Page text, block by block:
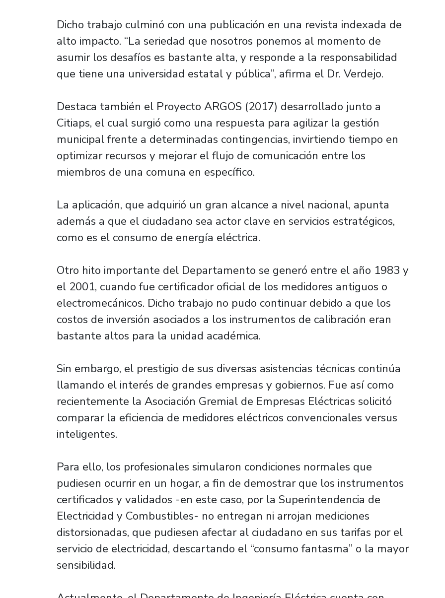
Dicho trabajo culminó con una publicación en una revista indexada de
alto impacto. “La seriedad que nosotros ponemos al momento de
asumir los desafíos es bastante alta, y responde a la responsabilidad
que tiene una universidad estatal y pública”, afirma el Dr. Verdejo.
Destaca también el Proyecto ARGOS (2017) desarrollado junto a
Citiaps, el cual surgió como una respuesta para agilizar la gestión
municipal frente a determinadas contingencias, invirtiendo tiempo en
optimizar recursos y mejorar el flujo de comunicación entre los
miembros de una comuna en específico.
La aplicación, que adquirió un gran alcance a nivel nacional, apunta
además a que el ciudadano sea actor clave en servicios estratégicos,
como es el consumo de energía eléctrica.
Otro hito importante del Departamento se generó entre el año 1983 y
el 2001, cuando fue certificador oficial de los medidores antiguos o
electromecánicos. Dicho trabajo no pudo continuar debido a que los
costos de inversión asociados a los instrumentos de calibración eran
bastante altos para la unidad académica.
Sin embargo, el prestigio de sus diversas asistencias técnicas continúa
llamando el interés de grandes empresas y gobiernos. Fue así como
recientemente la Asociación Gremial de Empresas Eléctricas solicitó
comparar la eficiencia de medidores eléctricos convencionales versus
inteligentes.
Para ello, los profesionales simularon condiciones normales que
pudiesen ocurrir en un hogar, a fin de demostrar que los instrumentos
certificados y validados -en este caso, por la Superintendencia de
Electricidad y Combustibles- no entregan ni arrojan mediciones
distorsionadas, que pudiesen afectar al ciudadano en sus tarifas por el
servicio de electricidad, descartando el “consumo fantasma” o la mayor
sensibilidad.